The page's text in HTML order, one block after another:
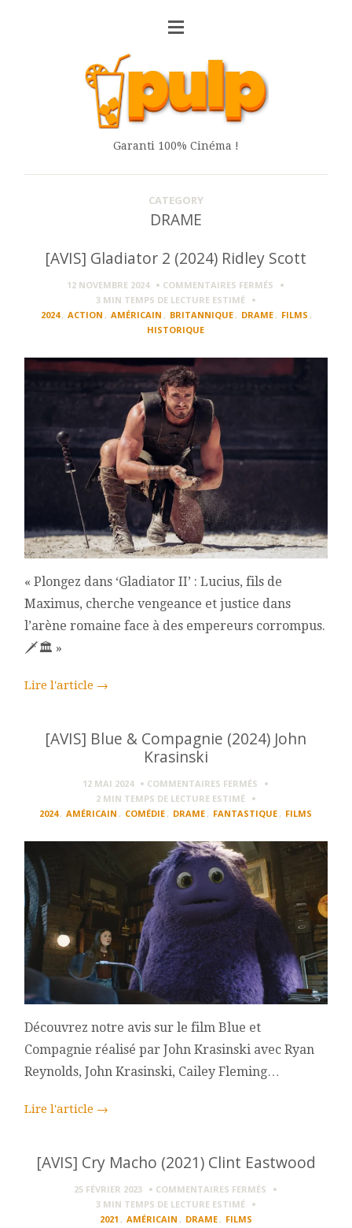
Garanti 100% Cinéma !
CATEGORY
DRAME
[AVIS] Gladiator 2 (2024) Ridley Scott
12 NOVEMBRE 2024 COMMENTAIRES FERMÉS SUR
GLADIATOR
RIDLEY
SCOTT
3 MIN TEMPS DE LECTURE ESTIMÉ
2024, ACTION , AMÉRICAIN , BRITANNIQUE , DRAME , FILMS ,
HISTORIQUE
« Plongez dans ‘Gladiator II’ : Lucius, fils de
Maximus, cherche vengeance et justice dans
l’arène romaine face à des empereurs corrompus.
🗡️🏛️ »
Lire l'article →
[AVIS] Blue & Compagnie (2024) John
Krasinski
12 MAI 2024 COMMENTAIRES FERMÉS SUR
BLUE
COMPAGNIE
(2024)
JOHN
KRASINSKI
2 MIN TEMPS DE LECTURE ESTIMÉ
2024, AMÉRICAIN , COMÉDIE , DRAME , FANTASTIQUE , FILMS
Découvrez notre avis sur le film Blue et
Compagnie réalisé par John Krasinski avec Ryan
Reynolds, John Krasinski, Cailey Fleming…
Lire l'article →
[AVIS] Cry Macho (2021) Clint Eastwood
25 FÉVRIER 2023 COMMENTAIRES FERMÉS SUR
3 MIN TEMPS DE LECTURE ESTIMÉ
2021 , AMÉRICAIN , DRAME , FILMS